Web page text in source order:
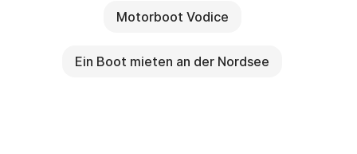
Motorboot Vodice
Ein Boot mieten an der Nordsee